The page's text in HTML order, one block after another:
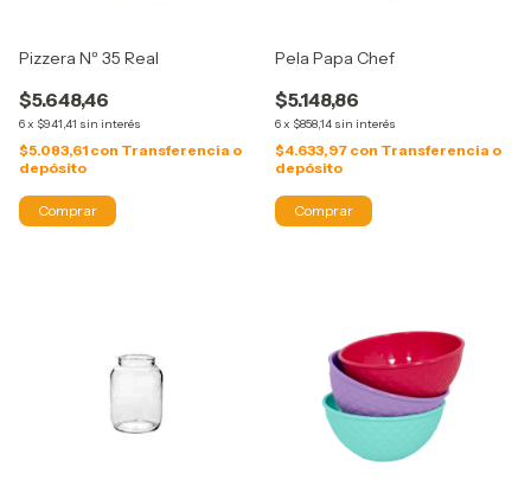
Pizzera Nº 35 Real
$5.648,46
6x $941,41 sin interés
$5.083,61 con Transferencia o
depósito
Pela Papa Chef
$5.148,86
6x $858,14 sin interés
$4.633,97 con Transferencia o
depósito